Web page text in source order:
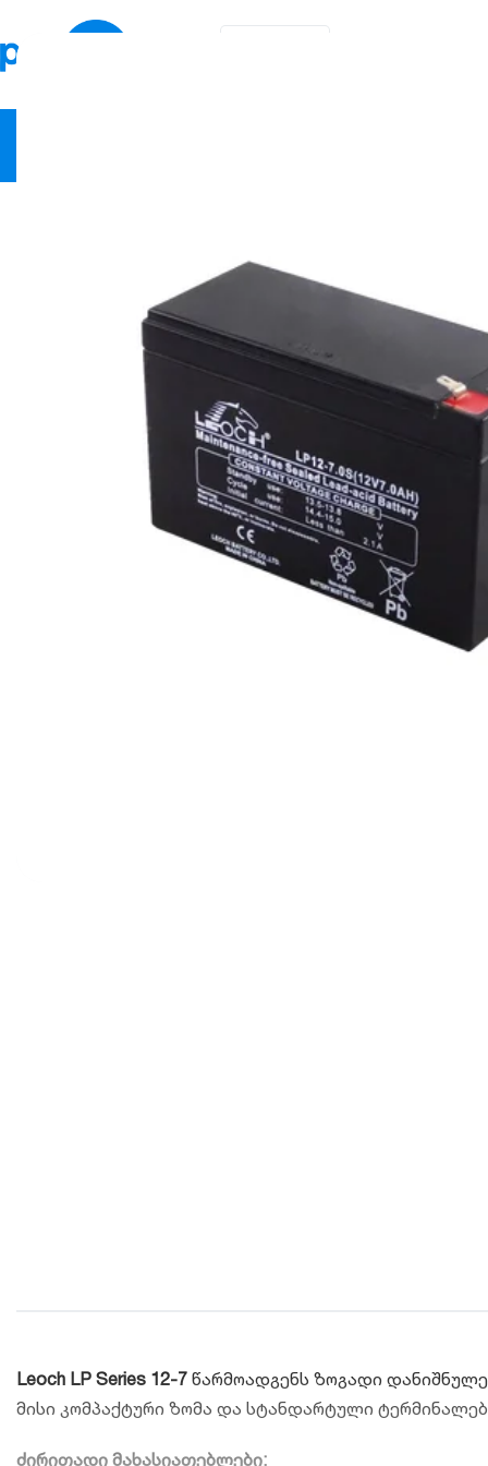
Leoch LP Series 12-7 წარმოადგენს ზოგადი
მისი კომპაქტური ზომა და სტანდარტული
ძირითადი მახასიათებლები: